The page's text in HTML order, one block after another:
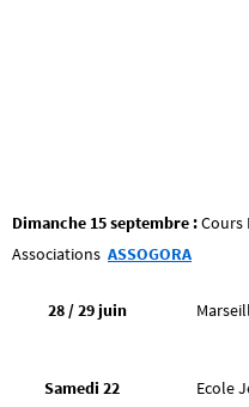
Dimanche 15 septembre :Cours
Associations ASSOGORA
28 / 29 juin
Samedi 22
Ecole